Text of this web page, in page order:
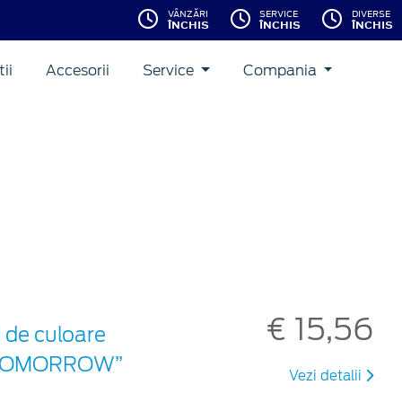
VÂNZĂRI
ÎNCHIS
SERVICE
ÎNCHIS
DIVERSE
ÎNCHIS
Accesorii Service Compania
culoare
€ 15,56
Vezi detalii